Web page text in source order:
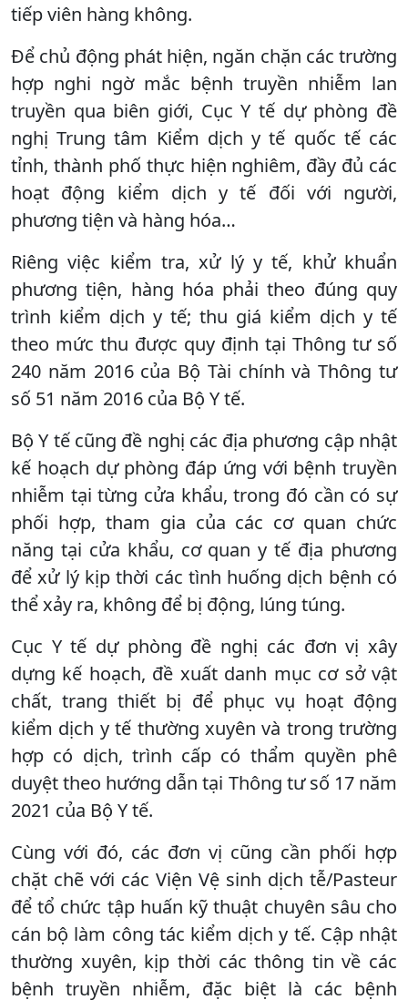
tiếp viên hàng không.
Để chủ động phát hiện, ngăn chặn các trường
hợp nghi ngờ mắc bệnh truyền nhiễm lan
truyền qua biên giới, Cục Y tế dự phòng đề
nghị Trung tâm Kiểm dịch y tế quốc tế các
tỉnh, thành phố thực hiện nghiêm, đầy đủ các
hoạt động kiểm dịch y tế đối với người,
phương tiện và hàng hóa…
Riêng việc kiểm tra, xử lý y tế, khử khuẩn
phương tiện, hàng hóa phải theo đúng quy
trình kiểm dịch y tế; thu giá kiểm dịch y tế
theo mức thu được quy định tại Thông tư số
240 năm 2016 của Bộ Tài chính và Thông tư
số 51 năm 2016 của Bộ Y tế.
Bộ Y tế cũng đề nghị các địa phương cập nhật
kế hoạch dự phòng đáp ứng với bệnh truyền
nhiễm tại từng cửa khẩu, trong đó cần có sự
phối hợp, tham gia của các cơ quan chức
năng tại cửa khẩu, cơ quan y tế địa phương
để xử lý kịp thời các tình huống dịch bệnh có
thể xảy ra, không để bị động, lúng túng.
Cục Y tế dự phòng đề nghị các đơn vị xây
dựng kế hoạch, đề xuất danh mục cơ sở vật
chất, trang thiết bị để phục vụ hoạt động
kiểm dịch y tế thường xuyên và trong trường
hợp có dịch, trình cấp có thẩm quyền phê
duyệt theo hướng dẫn tại Thông tư số 17 năm
2021 của Bộ Y tế.
Cùng với đó, các đơn vị cũng cần phối hợp
chặt chẽ với các Viện Vệ sinh dịch tễ/Pasteur
để tổ chức tập huấn kỹ thuật chuyên sâu cho
cán bộ làm công tác kiểm dịch y tế. Cập nhật
thường xuyên, kịp thời các thông tin về các
bệnh truyền nhiễm, đặc biệt là các bệnh